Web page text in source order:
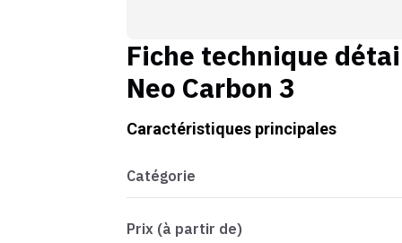
Fiche technique
Neo Carbon 3
Caractéristiques principales
Catégorie
Prix (à partir de)